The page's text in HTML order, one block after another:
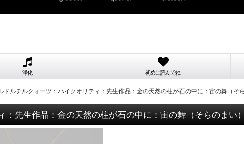
浄化 初めに読んでね
ルチルクォーツ：ハイクオリティ：先生作品：金の天然の柱が石の中に：宙の舞（そら
生作品：金の天然の柱が石の中に：宙の舞（そらのまい）